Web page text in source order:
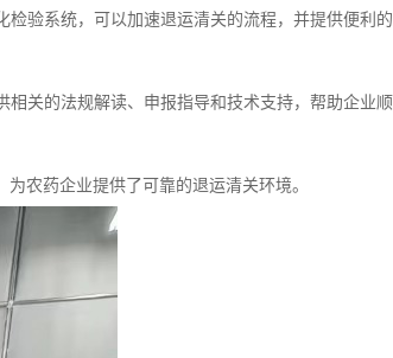
验系统，可以加速退运清关的流程，并提供便利的
关的法规解读、申报指导和技术支持，帮助企业顺
农药企业提供了可靠的退运清关环境。